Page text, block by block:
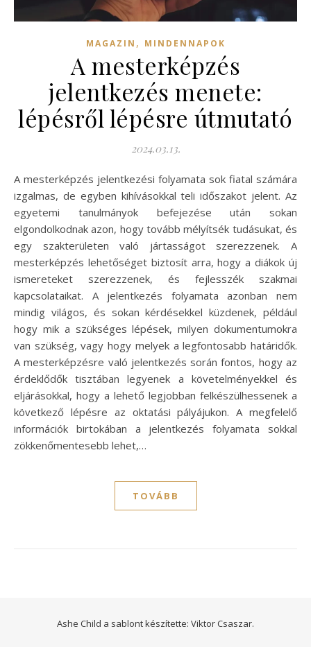
MAGAZIN , MINDENNAPOK
A mesterképzés
jelentkezés menete:
lépésről lépésre útmutató
2024.03.13.
A mesterképzés jelentkezési folyamata sok fiatal számára
izgalmas, de egyben kihívásokkal teli időszakot jelent. Az
egyetemi tanulmányok befejezése után sokan
elgondolkodnak azon, hogy tovább mélyítsék tudásukat, és
egy szakterületen való jártasságot szerezzenek. A
mesterképzés lehetőséget biztosít arra, hogy a diákok új
ismereteket szerezzenek, és fejlesszék szakmai
kapcsolataikat. A jelentkezés folyamata azonban nem
mindig világos, és sokan kérdésekkel küzdenek, például
hogy mik a szükséges lépések, milyen dokumentumokra
van szükség, vagy hogy melyek a legfontosabb határidők.
A mesterképzésre való jelentkezés során fontos, hogy az
érdeklődők tisztában legyenek a követelményekkel és
eljárásokkal, hogy a lehető legjobban felkészülhessenek a
következő lépésre az oktatási pályájukon. A megfelelő
információk birtokában a jelentkezés folyamata sokkal
zökkenőmentesebb lehet,…
TOVÁBB
Ashe Child a sablont készítette: Viktor Csaszar.